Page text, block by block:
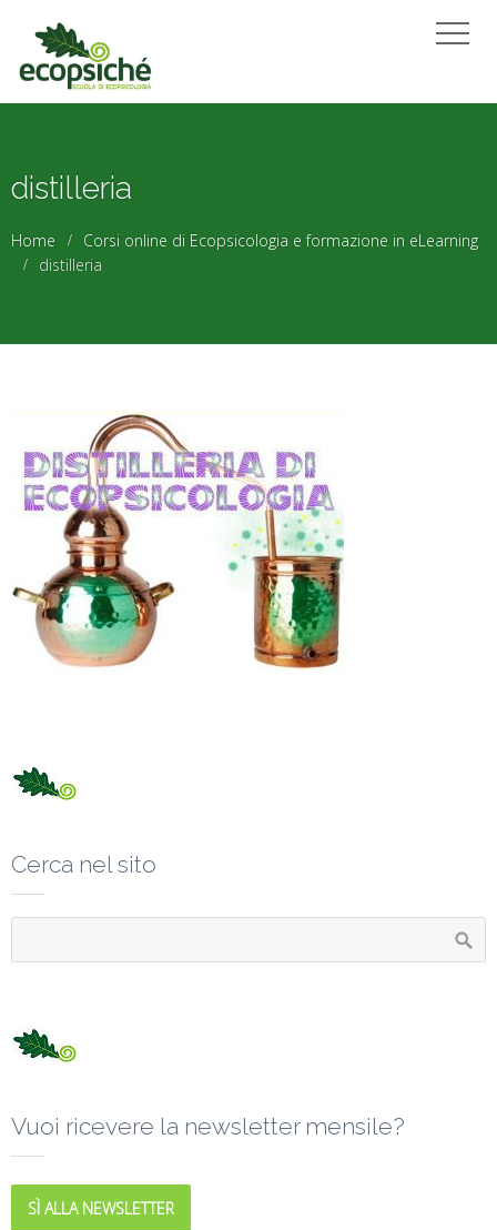
distilleria
Home
Corsi online di Ecopsicologia e formazione in eLearning
distilleria
Cerca nel sito
Vuoi ricevere la newsletter mensile?
SÌ ALLA NEWSLETTER